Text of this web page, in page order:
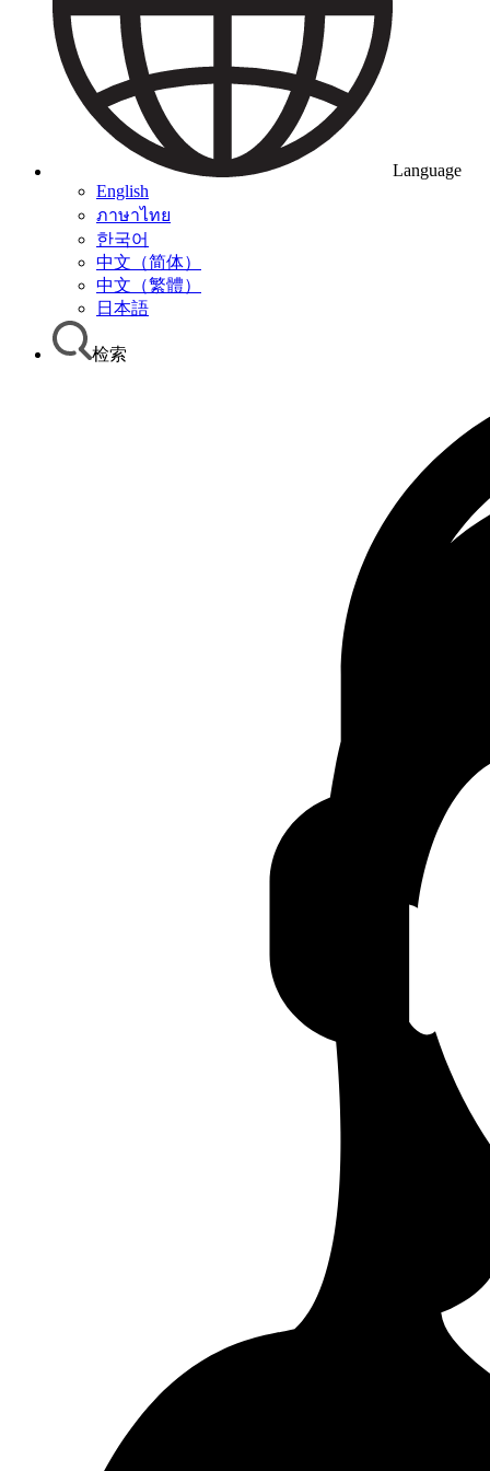
Language
English
ภาษาไทย
한국어
中文（简体）
中文（繁體）
日本語
检索